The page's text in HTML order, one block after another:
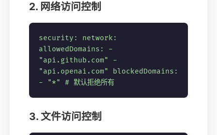
2. 网络访问控制
security : network :
allowedDomains : -
"api.github.com"
-
"api.openai.com"
blockedDomains :
-
"*" # 默认拒绝所有
3. 文件访问控制